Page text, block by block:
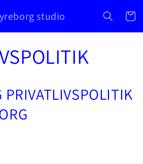
studio Cart
PRIVATLIVSPOLITIK